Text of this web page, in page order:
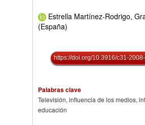
Estrella Martínez-Rodrigo,
(España)
https://doi.org/10.3916/c31-
Palabras clave
Televisión, influencia de los medios,
educación